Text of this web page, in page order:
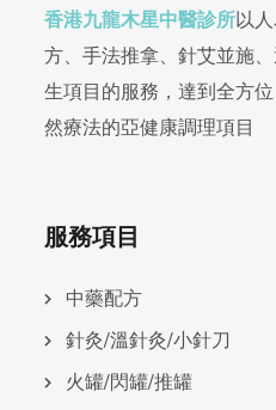
香港九龍木星中醫診所以
方、手法推拿、針艾並施
生項目的服務，達到全方
然療法的亞健康調理項目
服務項目
中藥配方
針灸/溫針灸/小針刀
火罐/閃罐/推罐